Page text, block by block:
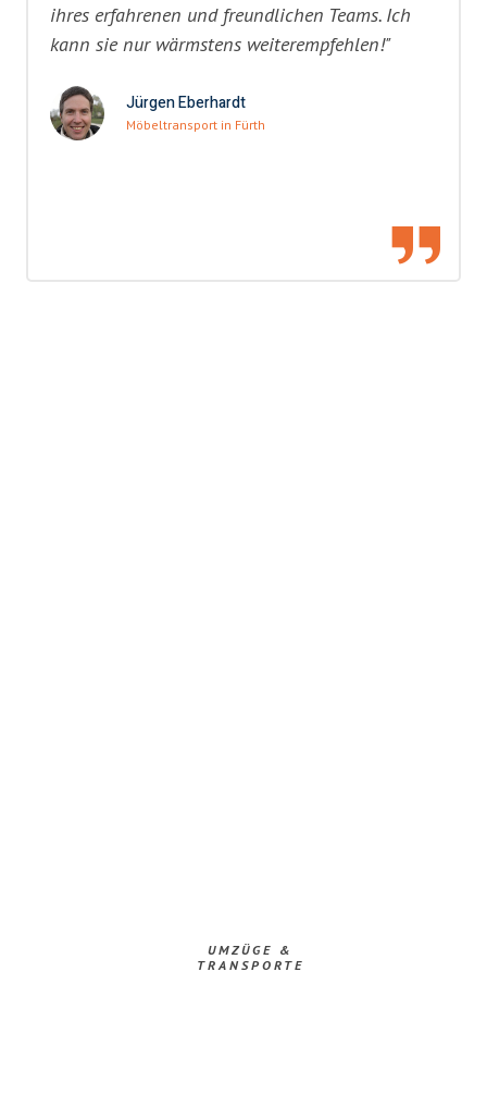
ihres erfahrenen und freundlichen Teams. Ich
kann sie nur wärmstens weiterempfehlen!"
Jürgen Eberhardt
Möbeltransport in Fürth
UMZÜGE &
TRANSPORTE